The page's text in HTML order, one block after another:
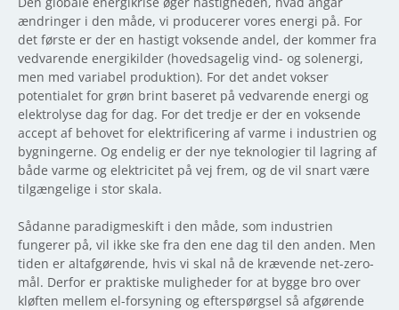
ændringer i den måde, vi producerer vores energi på. For
det første er der en hastigt voksende andel, der kommer fra
vedvarende energikilder (hovedsagelig vind- og solenergi,
men med variabel produktion). For det andet vokser
potentialet for grøn brint baseret på vedvarende energi og
elektrolyse dag for dag. For det tredje er der en voksende
accept af behovet for elektrificering af varme i industrien og
bygningerne. Og endelig er der nye teknologier til lagring af
både varme og elektricitet på vej frem, og de vil snart være
tilgængelige i stor skala.
Sådanne paradigmeskift i den måde, som industrien
fungerer på, vil ikke ske fra den ene dag til den anden. Men
tiden er altafgørende, hvis vi skal nå de krævende net-zero-
mål. Derfor er praktiske muligheder for at bygge bro over
kløften mellem el-forsyning og efterspørgsel så afgørende